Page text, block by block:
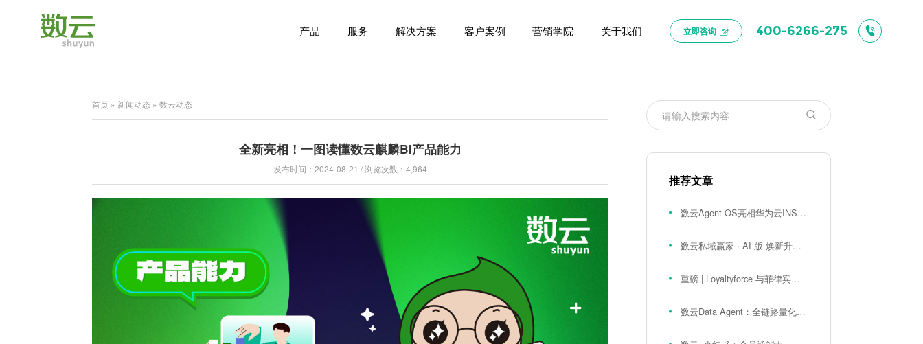
产品 服务 解决方案 客户案例 营销学院 关于我们 立即咨询 400-6266-275
首页 » 新闻动态 »数云动态
全新亮相！一图读懂数云麒麟BI产品能力
发布时间：2024-08-21 / 浏览次数：4,964
推荐文章
数云Agent OS亮相华为云INSPIRE创想者大会：以AI重构消费者运营与零售营销新范式
数云私域赢家 · AI 版 焕新升级！
重磅 | Loyaltyforce 与菲律宾零售巨头 SM 集团达成战略合作，携手开启 SMAC 会员数智化运营新征程
数云Data Agent：全链路量化评测体系，炼就零售数据分析精准力